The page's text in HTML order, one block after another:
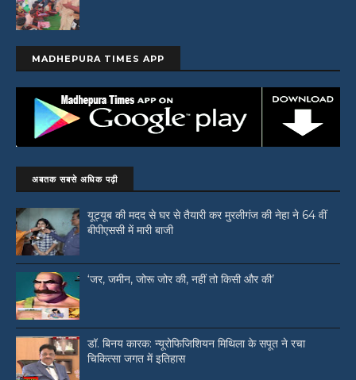
MADHEPURA TIMES APP
अबतक सबसे अधिक पढ़ी
यूट्यूब की मदद से घर से तैयारी कर मुरलीगंज की नेहा ने 64 वीं
बीपीएससी में मारी बाजी
‘जर, जमीन, जोरू जोर की, नहीं तो किसी और की’
डॉ. बिनय कारक: न्यूरोफिजिशियन मिथिला के सपूत ने रचा
चिकित्सा जगत में इतिहास